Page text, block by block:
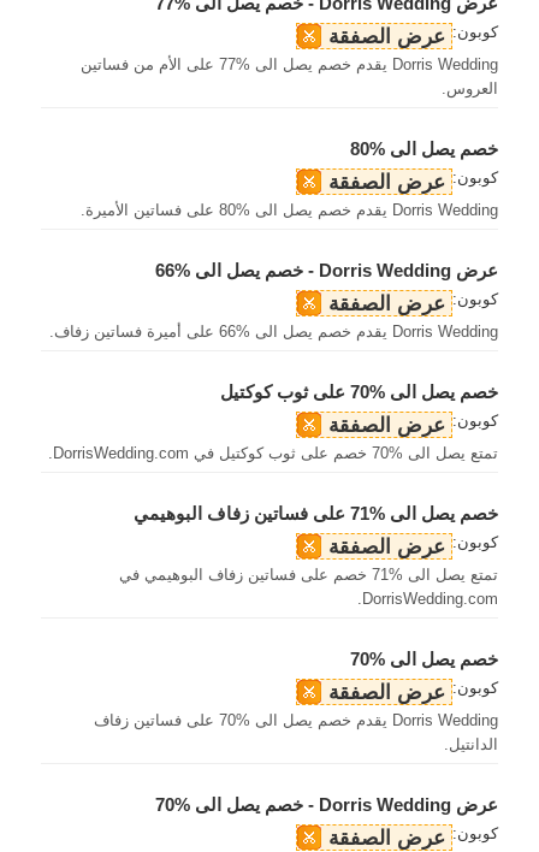
كوبون: عرض الصفقة
Dorris Wedding يقدم خصم يصل الى %77 على الأم من فساتين
العروس.
خصم يصل الى %80
كوبون: عرض الصفقة
Dorris Wedding يقدم خصم يصل الى %80 على فساتين الأميرة.
عرض Dorris Wedding - خصم يصل الى %66
كوبون: عرض الصفقة
Dorris Wedding يقدم خصم يصل الى %66 على أميرة فساتين زفاف.
خصم يصل الى %70 على ثوب كوكتيل
كوبون: عرض الصفقة
تمتع يصل الى %70 خصم على ثوب كوكتيل في DorrisWedding.com.
خصم يصل الى %71 على فساتين زفاف البوهيمي
كوبون: عرض الصفقة
تمتع يصل الى %71 خصم على فساتين زفاف البوهيمي في
DorrisWedding.com.
خصم يصل الى %70
كوبون: عرض الصفقة
Dorris Wedding يقدم خصم يصل الى %70 على فساتين زفاف
الدانتيل.
عرض Dorris Wedding - خصم يصل الى %70
كوبون: عرض الصفقة